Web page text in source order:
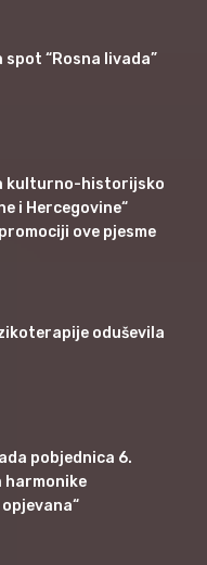
“Rosna livada”
kulturno-historijsko
i Hercegovine“
ove pjesme
oduševila
pobjednica 6.
harmonike